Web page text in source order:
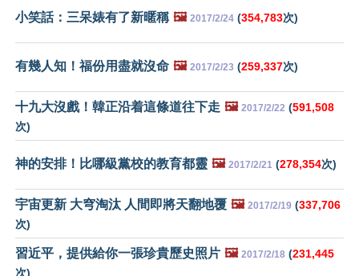
小笑話：三呆婊有了新暱稱 🖼️ 2017/2/24 (354,783次)
有幾人知！福份用盡就沒命 🖼️ 2017/2/23 (259,337次)
十九大沒戲！韓正沿着這條道往下走 🖼️ 2017/2/22 (591,508
次)
神的安排！比哪級黨校的教育都靈 🖼️ 2017/2/21 (278,354次)
宇宙更新 大穹淘汰 人間即將天翻地覆 🖼️ 2017/2/19 (337,706
次)
習近平，提供給你一張珍貴歷史照片 🖼️ 2017/2/18 (231,445
次)